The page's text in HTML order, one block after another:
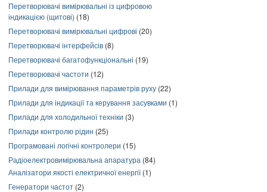
Перетворювачі вимірювальні із цифровою
індикацією (щитові) (18)
Перетворювачі вимірювальні цифрові (20)
Перетворювачі інтерфейсів (8)
Перетворювачі багатофункціональні (19)
Перетворювачі частоти (12)
Прилади для вимірювання параметрів руху (22)
Прилади для індикації та керування засувками (1)
Прилади для холодильної техніки (3)
Прилади контролю рідин (25)
Програмовані логічні контролери (15)
Радіоелектровимірювальна апаратура (84)
Аналізатори якості електричної енергії(1)
Генератори частот (2)